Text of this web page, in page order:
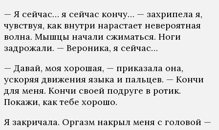
— Я сейчас… я сейчас кончу… — захрипела я,
чувствуя, как внутри нарастает невероятная
волна. Мышцы начали сжиматься. Ноги
задрожали. — Вероника, я сейчас…
— Давай, моя хорошая, — приказала она,
ускоряя движения языка и пальцев. — Кончи
для меня. Кончи своей подруге в ротик.
Покажи, как тебе хорошо.
Я закричала. Оргазм накрыл меня с головой —